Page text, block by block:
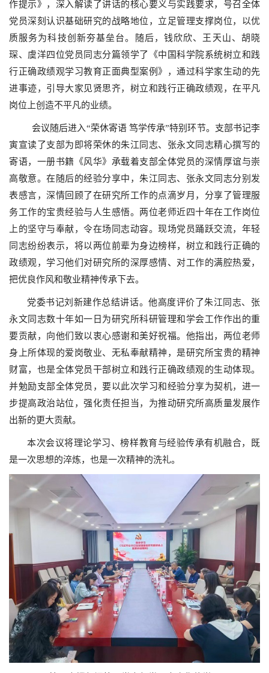
作提示》，深入解读了讲话的核心要义与实践要求，号召全体
党员深刻认识基础研究的战略地位，立足管理支撑岗位，以优
质服务为科技创新夯基垒台。随后，钱欣欣、王天山、胡晓
琛、虞洋四位党员同志分篇领学了《中国科学院系统树立和践
行正确政绩观学习教育正面典型案例》，通过科学家生动的先
进事迹，引导大家见贤思齐，树立和践行正确政绩观，在平凡
岗位上创造不平凡的业绩。
会议随后进入“荣休寄语 笃学传承”特别环节。支部书记李
寅宣读了支部为即将荣休的朱江同志、张永文同志精心撰写的
寄语，一册书籍《风华》承载着支部全体党员的深情厚谊与崇
高敬意。在随后的经验分享中，朱江同志、张永文同志分别发
表感言，深情回顾了在研究所工作的点滴岁月，分享了管理服
务工作的宝贵经验与人生感悟。两位老师近四十年在工作岗位
上的坚守与奉献，令在场同志动容。现场党员踊跃交流，年轻
同志纷纷表示，将以两位前辈为身边榜样，树立和践行正确的
政绩观，学习他们对研究所的深厚感情、对工作的满腔热爱，
把优良作风和敬业精神传承下去。
党委书记刘新建作总结讲话。他高度评价了朱江同志、张
永文同志数十年如一日为研究所科研管理和学会工作作出的重
要贡献，向他们致以衷心感谢和美好祝福。他指出，两位老师
身上所体现的爱岗敬业、无私奉献精神，是研究所宝贵的精神
财富，也是全体党员干部树立和践行正确政绩观的生动体现。
并勉励支部全体党员，要以此次学习和经验分享为契机，进一
步提高政治站位，强化责任担当，为推动研究所高质量发展作
出新的更大贡献。
本次会议将理论学习、榜样教育与经验传承有机融合，既
是一次思想的淬炼，也是一次精神的洗礼。